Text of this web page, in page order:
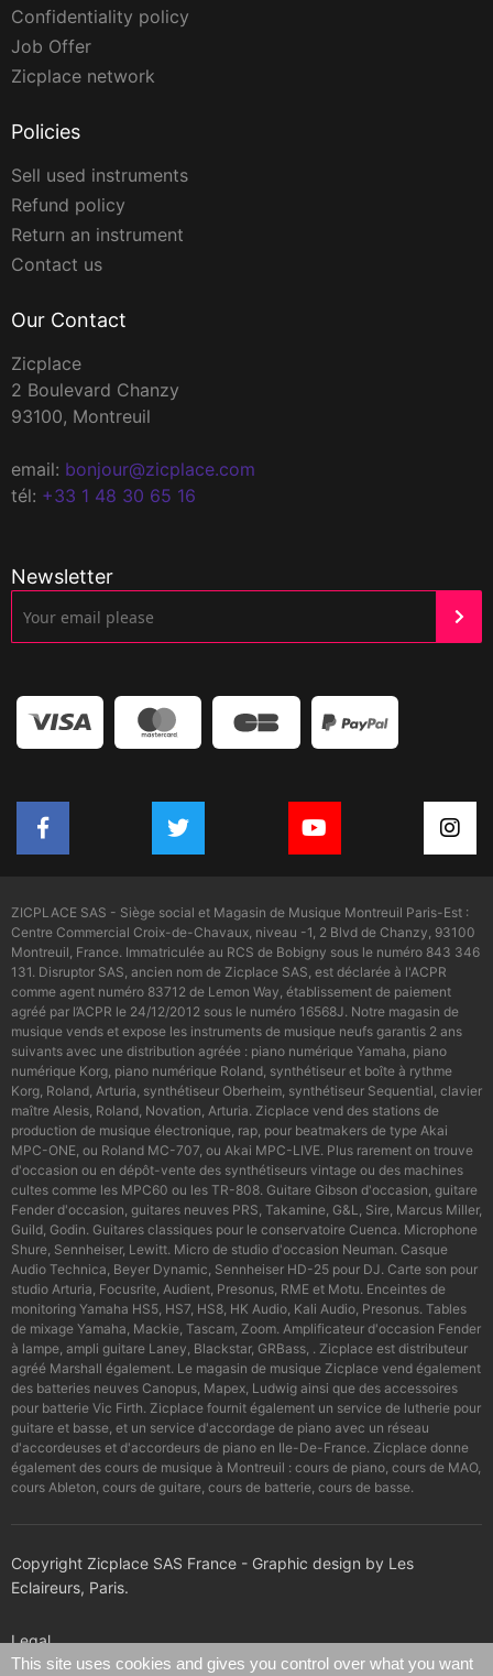
Confidentiality policy
Job Offer
Zicplace network
Policies
Sell used instruments
Refund policy
Return an instrument
Contact us
Our Contact
Zicplace
2 Boulevard Chanzy
93100, Montreuil
email: bonjour@zicplace.com
tél: +33 1 48 30 65 16
Newsletter
ZICPLACE SAS - Siège social et Magasin de Musique Montreuil Paris-Est :
Centre Commercial Croix-de-Chavaux, niveau -1, 2 Blvd de Chanzy, 93100
Montreuil, France. Immatriculée au RCS de Bobigny sous le numéro 843 346
131. Disruptor SAS, ancien nom de Zicplace SAS, est déclarée à l'ACPR
comme agent numéro 83712 de Lemon Way, établissement de paiement
agréé par l’ACPR le 24/12/2012 sous le numéro 16568J. Notre magasin de
musique vends et expose les instruments de musique neufs garantis 2 ans
suivants avec une distribution agréée : piano numérique Yamaha, piano
numérique Korg, piano numérique Roland, synthétiseur et boîte à rythme
Korg, Roland, Arturia, synthétiseur Oberheim, synthétiseur Sequential, clavier
maître Alesis, Roland, Novation, Arturia. Zicplace vend des stations de
production de musique électronique, rap, pour beatmakers de type Akai
MPC-ONE, ou Roland MC-707, ou Akai MPC-LIVE. Plus rarement on trouve
d'occasion ou en dépôt-vente des synthétiseurs vintage ou des machines
cultes comme les MPC60 ou les TR-808. Guitare Gibson d'occasion, guitare
Fender d'occasion, guitares neuves PRS, Takamine, G&L, Sire, Marcus Miller,
Guild, Godin. Guitares classiques pour le conservatoire Cuenca. Microphone
Shure, Sennheiser, Lewitt. Micro de studio d'occasion Neuman. Casque
Audio Technica, Beyer Dynamic, Sennheiser HD-25 pour DJ. Carte son pour
studio Arturia, Focusrite, Audient, Presonus, RME et Motu. Enceintes de
monitoring Yamaha HS5, HS7, HS8, HK Audio, Kali Audio, Presonus. Tables
de mixage Yamaha, Mackie, Tascam, Zoom. Amplificateur d'occasion Fender
à lampe, ampli guitare Laney, Blackstar, GRBass, . Zicplace est distributeur
agréé Marshall également. Le magasin de musique Zicplace vend également
des batteries neuves Canopus, Mapex, Ludwig ainsi que des accessoires
pour batterie Vic Firth. Zicplace fournit également un service de lutherie pour
guitare et basse, et un service d'accordage de piano avec un réseau
d'accordeuses et d'accordeurs de piano en Ile-De-France. Zicplace donne
également des cours de musique à Montreuil : cours de piano, cours de MAO,
cours Ableton, cours de guitare, cours de batterie, cours de basse.
Copyright Zicplace SAS France - Graphic design by Les
Eclaireurs, Paris.
Legal
This site uses cookies and gives you control over what you want